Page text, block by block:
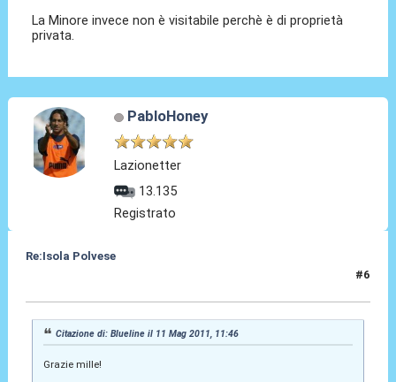
La Minore invece non è visitabile perchè è di proprietà
privata.
PabloHoney
Lazionetter
13.135
Registrato
Re:Isola Polvese
#6
Citazione di: Blueline il 11 Mag 2011, 11:46
Grazie mille!